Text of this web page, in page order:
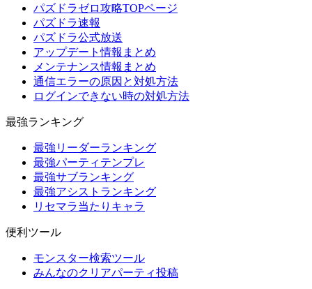
パズドラゼロ攻略TOPページ
パズドラ速報
パズドラ公式放送
アップデート情報まとめ
メンテナンス情報まとめ
通信エラーの原因と対処方法
ログインできない時の対処方法
最強ランキング
最強リーダーランキング
最強パーティテンプレ
最強サブランキング
最強アシストランキング
リセマラ当たりキャラ
便利ツール
モンスター検索ツール
みんなのクリアパーティ投稿